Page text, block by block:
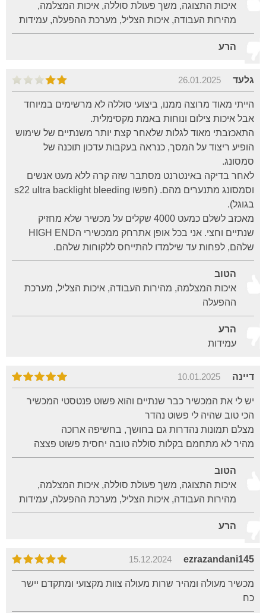
איכות התצוגה, משך פעולת סוללה, איכות המצלמה,
מהירות העבודה, איכות הצליל, מערכת ההפעלה, עמידות
הרע
גלעד 26.01.2025
הייתי מאוד מרוצה ממנו, ביצועי סוללה לא מרשימים במיוחד
אבל איכות צילום ונוחות באמת מקסימלית.
התאכזבתי מאוד לגלות שלאחר קצת יותר משנתיים של שימוש
הופיע ריצוד על המסך, כנראה בעקבות עדכון תוכנה של
סמסונג.
לאחר בדיקה באינטרנט מסתבר שזה קרה ללא מעט אנשים
וסמסונג מתנערים מהם. (חפשו s22 ultra backlight bleeding
בגוגל).
מאכזב לשלם כמעט 4000 שקלים על מכשיר שלא מחזיק
שנתיים וחצי. אני בכל אופן אתרחק ממכשירי הHIGH END
שלהם, לפחות עד שילמדו להתייחס ללקוחות שלהם.
הטוב
איכות המצלמה, מהירות העבודה, איכות הצליל, מערכת
ההפעלה
הרע
עמידות
דיינה 10.01.2025
יש לי את המכשיר כבר שנתיים והוא פשוט פנטסטי המכשיר
הכי טוב שהיה לי פשוט נהדר
מצלם תמונות נהדרות גם בחושך, בחשיפה ארוכה
מהיר לא מתחמם בקלות סוללה טובה יחסית פשוט פצצה
הטוב
איכות התצוגה, משך פעולת סוללה, איכות המצלמה,
מהירות העבודה, איכות הצליל, מערכת ההפעלה, עמידות
הרע
ezrazandani145
15.12.2024
מכשיר מעולה ומהיר שרות מעולה צוות מקצועי ומתקדם יישר
כח